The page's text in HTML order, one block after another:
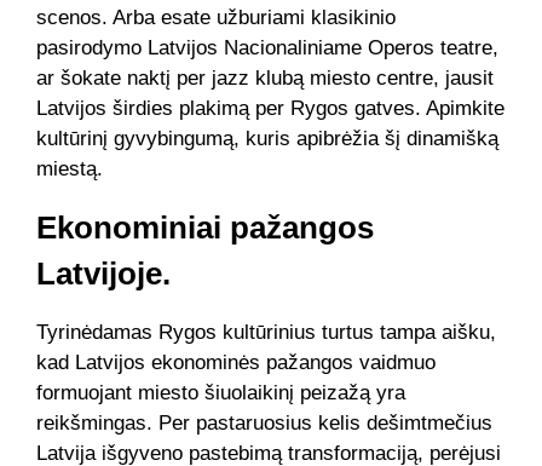
scenos. Arba esate užburiami klasikinio
pasirodymo Latvijos Nacionaliniame Operos teatre,
ar šokate naktį per jazz klubą miesto centre, jausit
Latvijos širdies plakimą per Rygos gatves. Apimkite
kultūrinį gyvybingumą, kuris apibrėžia šį dinamišką
miestą.
Ekonominiai pažangos
Latvijoje.
Tyrinėdamas Rygos kultūrinius turtus tampa aišku,
kad Latvijos ekonominės pažangos vaidmuo
formuojant miesto šiuolaikinį peizažą yra
reikšmingas. Per pastaruosius kelis dešimtmečius
Latvija išgyveno pastebimą transformaciją, perėjusi